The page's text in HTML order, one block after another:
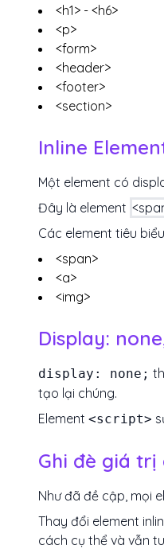
<h1> - <h6>
<p>
<form>
<header>
<footer>
<section>
Inline
Một element có
Đây là element
Các element tiêu
<span>
<a>
<img>
Display:
display: none;
tạo lại chúng.
Element <script>
Ghi đè giá trị
Như đã đề cập, mọi
Thay đổi element
cách cụ thể và vẫn